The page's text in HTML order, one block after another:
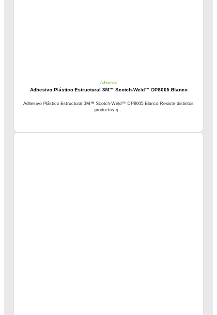
Adhesivos
Adhesivo Plástico Estructural 3M™ Scotch-Weld™ DP8005 Blanco
Adhesivo Plástico Estructural 3M™ Scotch-Weld™ DP8005 Blanco Resiste distintos
productos q...